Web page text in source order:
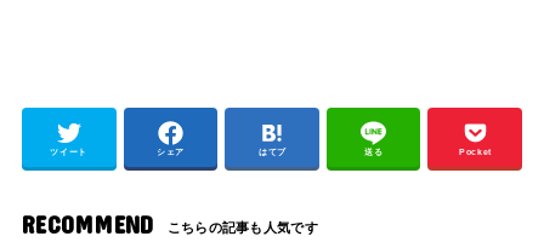
ツイート シェア はてブ 送る Pocket
RECOMMEND